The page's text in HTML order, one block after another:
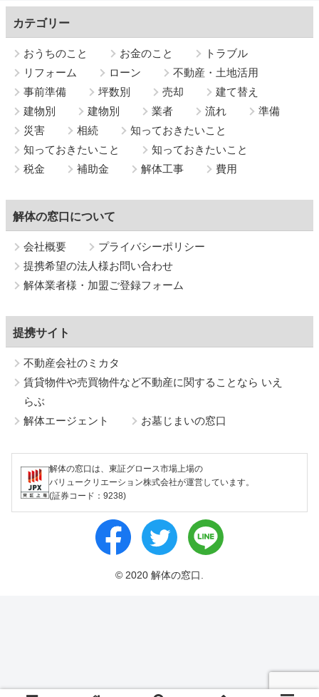
カテゴリー
おうちのこと お金のこと
トラブル
リフォーム
ローン
不動産・土地活用
事前準備
坪数別 売却
建て替え
建物別
建物別 業者 流れ
準備
災害
相続
知っておきたいこと
知っておきたいこと
知っておきたいこと
税金
補助金 解体工事 費用
解体の窓口について
会社概要
プライバシーポリシー
提携希望の法人様お問い合わせ
解体業者様・加盟ご登録フォーム
提携サイト
不動産会社のミカタ
賃貸物件や売買物件など不動産に関することなら いえ
らぶ
解体エージェント
お墓じまいの窓口
解体の窓口は、東証グロース市場上場の
バリュークリエーション株式会社が運営しています。
(証券コード：9238)
© 2020 解体の窓口.